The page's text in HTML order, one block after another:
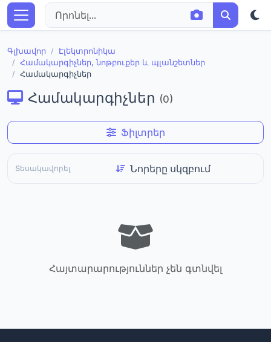
Գլխավոր
Էլեկտրոնիկա
Համակարգիչներ, նոթբուքեր և պլանշետներ
Համակարգիչներ
Համակարգիչներ (0)
Ֆիլտրեր
Տեսակավորել
Հայտարարություններ չեն գտնվել